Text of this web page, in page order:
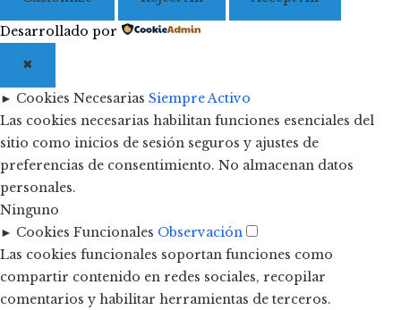
Desarrollado por
✖
► Cookies Necesarias Siempre Activo
Las cookies necesarias habilitan funciones esenciales del
sitio como inicios de sesión seguros y ajustes de
preferencias de consentimiento. No almacenan datos
personales.
Ninguno
► Cookies Funcionales Observación
Las cookies funcionales soportan funciones como
compartir contenido en redes sociales, recopilar
comentarios y habilitar herramientas de terceros.